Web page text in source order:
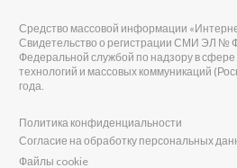
Средство массовой информации
Свидетельство о регистрации СМИ ЭЛ №
Федеральной службой по надзору в
технологий и массовых коммуникаций
года.
Политика конфиденциальности
Согласие на обработку персональных
Файлы cookie